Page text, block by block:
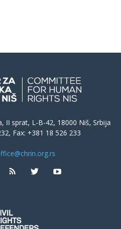
II sprat, L-B-42, 18000 Niš, Srbija
Fax: +381 18 526 233